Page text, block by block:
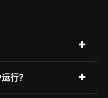
填写基础信息并验证，
行？